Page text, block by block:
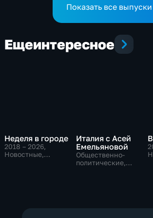
Показать все выпуски
Ещеинтересное
Неделя в городе
2018 – 2026,
Новостные,
Италия с Асей
Емельяновой
Общественно-
политические,